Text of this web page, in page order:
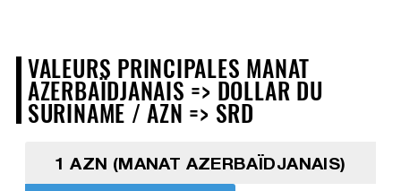
VALEURS PRINCIPALES MANAT
AZERBAÏDJANAIS => DOLLAR DU
SURINAME / AZN => SRD
1 AZN (MANAT AZERBAÏDJANAIS)